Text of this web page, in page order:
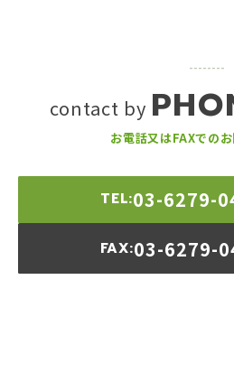
contact by
お電話又はFAXでの
TEL:03-6279-
FAX:03-6279-